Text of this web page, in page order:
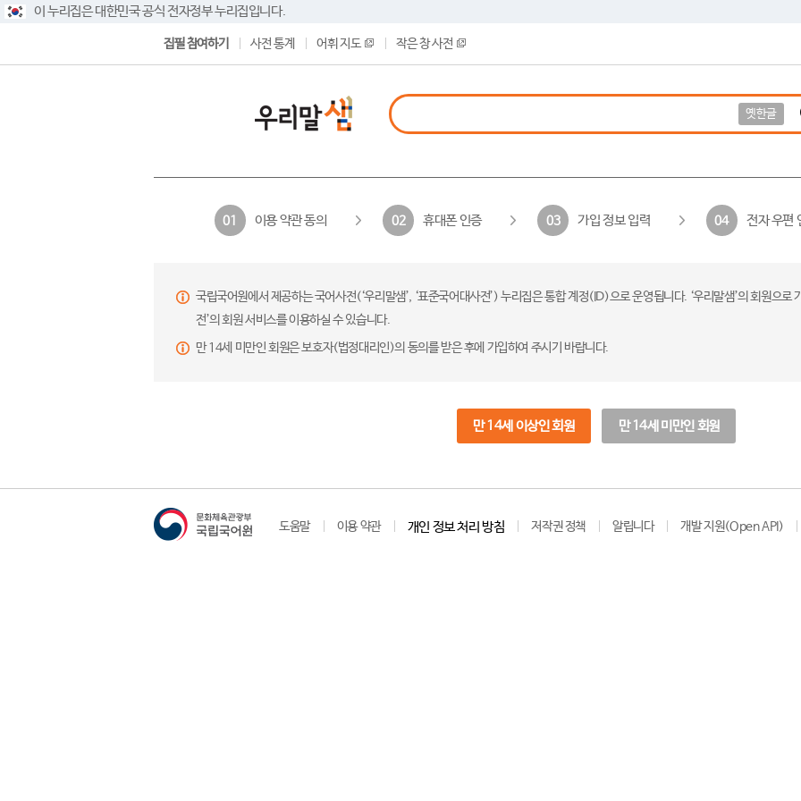
이 누리집은 대한민국 공식 전자정부 누리집입니다.
집필 참여하기 사전 통계 어휘 지도 작은 창 사전
옛한글
01 이용 약관 동의 02 휴대폰 인증 03 가입 정보 입력 04 전자 우편
국립국어원에서 제공하는 국어사전(‘우리말샘’, ‘표준국어대사전’) 누리집은 통합 계정(ID)으로 운영됩니다. ‘우리말샘’의 회원으
전’의 회원 서비스를 이용하실 수 있습니다.
만 14세 미만인 회원은 보호자(법정대리인)의 동의를 받은 후에 가입하여 주시기 바랍니다.
만 14세 이상인 회원 만 14세 미만인 회원
도움말 이용 약관 개인 정보 처리 방침 저작권 정책 알립니다 개발 지원(Open API)